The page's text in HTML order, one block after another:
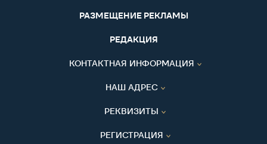
РАЗМЕЩЕНИЕ РЕКЛАМЫ
РЕДАКЦИЯ
КОНТАКТНАЯ ИНФОРМАЦИЯ
НАШ АДРЕС
РЕКВИЗИТЫ
РЕГИСТРАЦИЯ